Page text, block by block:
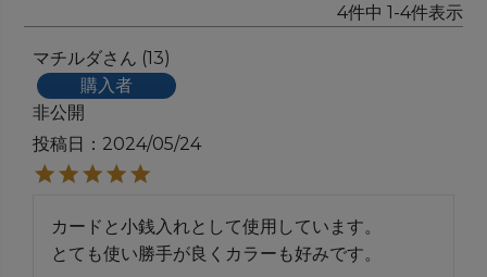
4件中 1-4件表示
マチルダ
13
購入者
非公開
投稿日
2024/05/24
カードと小銭入れとして使用しています。
とても使い勝手が良くカラーも好みです。